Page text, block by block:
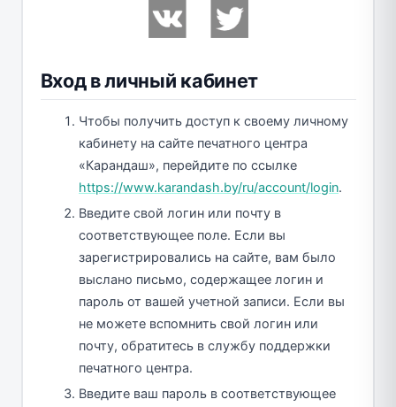
Вход в личный кабинет
Чтобы получить доступ к своему личному
кабинету на сайте печатного центра
«Карандаш», перейдите по ссылке
https://www.karandash.by/ru/account/login.
Введите свой логин или почту в
соответствующее поле. Если вы
зарегистрировались на сайте, вам было
выслано письмо, содержащее логин и
пароль от вашей учетной записи. Если вы
не можете вспомнить свой логин или
почту, обратитесь в службу поддержки
печатного центра.
Введите ваш пароль в соответствующее